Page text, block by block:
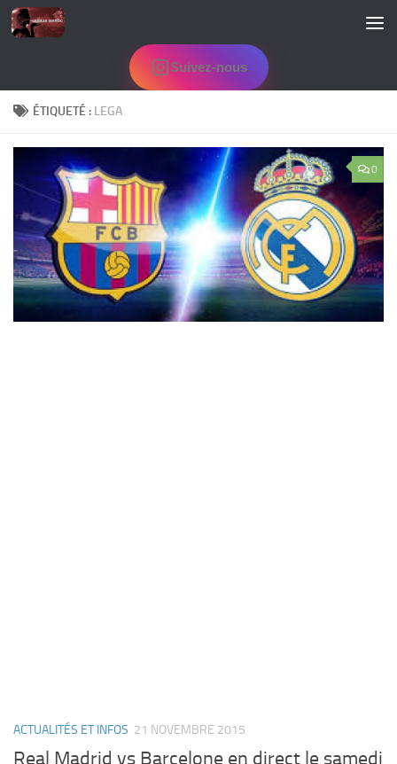
Skip to content
Suivez-nous
ÉTIQUETÉ : LEGA
0
ACTUALITÉS ET INFOS 21 NOVEMBRE 2015
Real Madrid vs Barcelone en direct le samedi